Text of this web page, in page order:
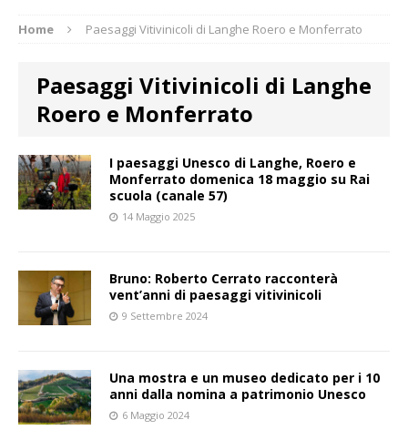
Home Paesaggi Vitivinicoli di Langhe Roero e Monferrato
Paesaggi Vitivinicoli di Langhe
Roero e Monferrato
I paesaggi Unesco di Langhe, Roero e
Monferrato domenica 18 maggio su Rai
scuola (canale 57)
14 Maggio 2025
Bruno: Roberto Cerrato racconterà
vent’anni di paesaggi vitivinicoli
9 Settembre 2024
Una mostra e un museo dedicato per i 10
anni dalla nomina a patrimonio Unesco
6 Maggio 2024